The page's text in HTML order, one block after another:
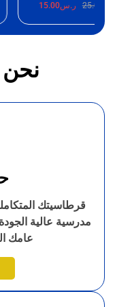
ر.س 15.00
قرطاسيتك
مدرسية عالية
عامك